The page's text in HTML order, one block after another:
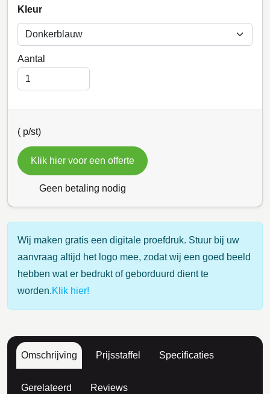
Kleur
Aantal
( p/st)
Klik hier voor een offerte
Geen betaling nodig
Wij maken gratis een digitale proefdruk. Stuur bij uw
aanvraag altijd het logo mee, zodat wij een goed beeld
hebben wat er bedrukt of geborduurd dient te
worden.Klik hier!
Omschrijving Prijsstaffel Specificaties
Gerelateerd Reviews